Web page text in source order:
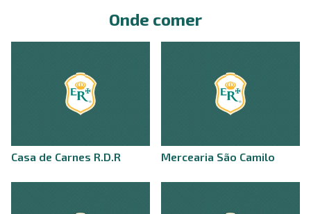
Onde comer
Casa de Carnes R.D.R Mercearia São Camilo